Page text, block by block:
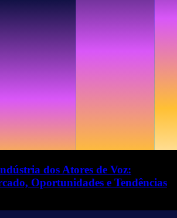
dos Atores de Voz:
Oportunidades e Tendências